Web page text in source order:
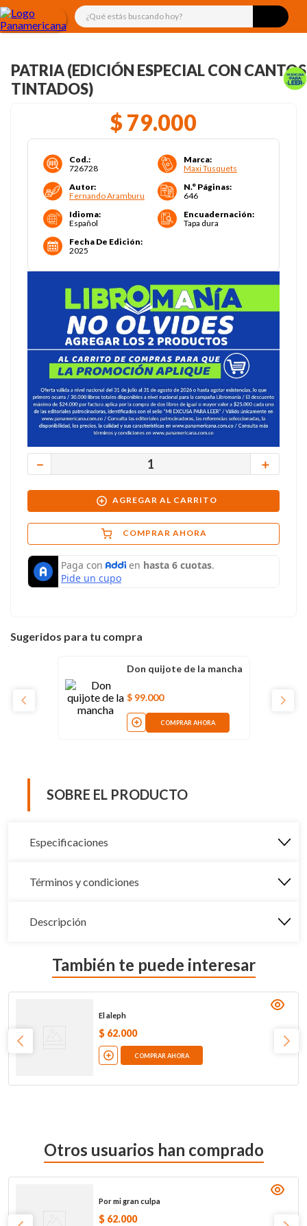
¿Qué estás buscando hoy?
PATRIA (EDICIÓN ESPECIAL CON CANTOS
TINTADOS)
$ 79.000
Cod.:
726728
Marca:
Maxi Tusquets
Autor:
Fernando Aramburu
N.° Páginas:
646
Idioma:
Español
Encuadernación:
Tapa dura
Fecha De Edición:
2025
＋
－
AGREGAR AL CARRITO
COMPRAR AHORA
Sugeridos para tu compra
Don quijote de la mancha
$ 99.000
COMPRAR AHORA
SOBRE EL PRODUCTO
Especificaciones
Términos y condiciones
Descripción
También te puede interesar
El aleph
$ 62.000
COMPRAR AHORA
Otros usuarios han comprado
Por mi gran culpa
$ 62.000